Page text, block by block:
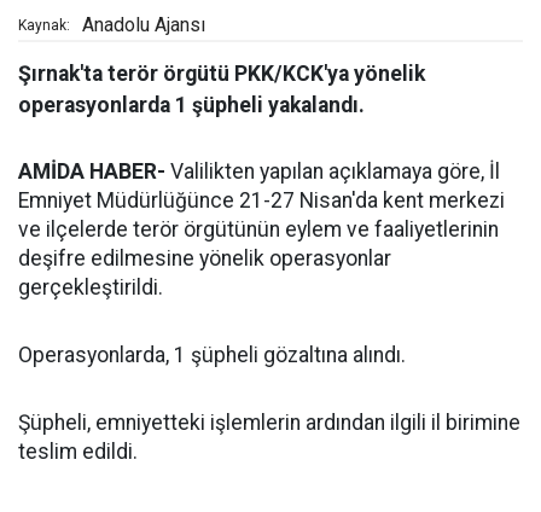
Kaynak: Anadolu Ajansı
Şırnak'ta terör örgütü PKK/KCK'ya yönelik
operasyonlarda 1 şüpheli yakalandı.
AMİDA HABER- Valilikten yapılan açıklamaya göre, İl
Emniyet Müdürlüğünce 21-27 Nisan'da kent merkezi
ve ilçelerde terör örgütünün eylem ve faaliyetlerinin
deşifre edilmesine yönelik operasyonlar
gerçekleştirildi.
Operasyonlarda, 1 şüpheli gözaltına alındı.
Şüpheli, emniyetteki işlemlerin ardından ilgili il birimine
teslim edildi.